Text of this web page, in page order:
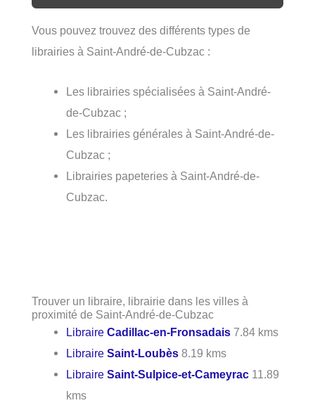
Vous pouvez trouvez des différents types de
librairies à Saint-André-de-Cubzac :
Les librairies spécialisées à Saint-André-
de-Cubzac ;
Les librairies générales à Saint-André-de-
Cubzac ;
Librairies papeteries à Saint-André-de-
Cubzac.
Trouver un libraire, librairie dans les villes à
proximité de Saint-André-de-Cubzac
LibraireCadillac-en-Fronsadais 7.84 kms
LibraireSaint-Loubès 8.19 kms
LibraireSaint-Sulpice-et-Cameyrac 11.89
kms